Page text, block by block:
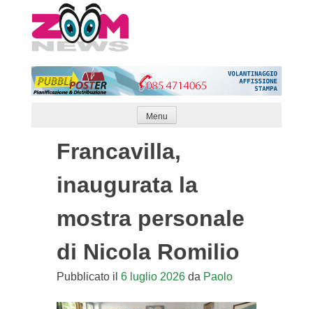
to
content
Menu
Francavilla,
inaugurata la
mostra personale
di Nicola Romilio
Pubblicato il 6 luglio 2026da Paolo